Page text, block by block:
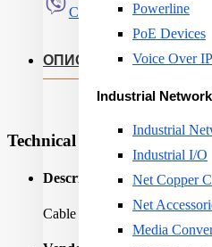
Powerline
PoE Devices
Voice Over IP
Industrial
Industrial
Industrial I/O
Net Copper
Net
Media
Сподели
ОПИС
Technical Specifications
Description:
Cable preparation tool,